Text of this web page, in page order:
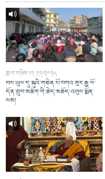
ཟླ་བ་གཉིས་པ། ༡༡།༢༠༢༥
བལ་ཡུལ་དུ་སྐུའི་གཅེན་པོ་བཀའ་ཟུར་རྒྱ་ལོ་
དོན་གྲུབ་མཆོག་གི་ཆེད་མཆོད་འབུལ་སྨོན་
ལམ།